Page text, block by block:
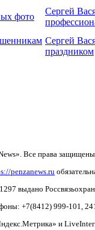
фото
Сергей
Сергей
праздником
Все права
penzanews.ru
выдано
+7(8412) 999-101,
и